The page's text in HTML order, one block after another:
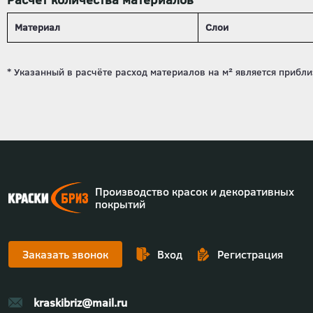
Материал Слои
Производство красок и декоративных
покрытий
Заказать звонок Вход Регистрация
kraskibriz@mail.ru